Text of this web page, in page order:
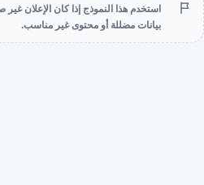
استخدم هذا النموذج إذا كان الإعلان
بيانات مضللة أو محتوى غير مناسب.